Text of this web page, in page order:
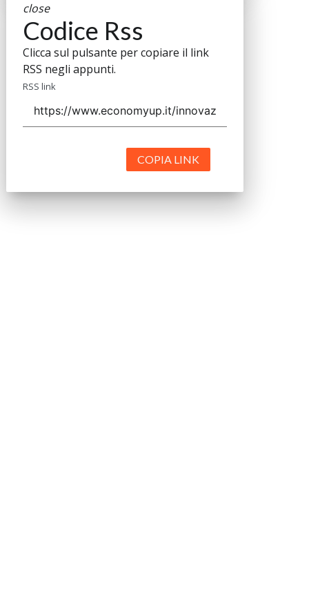
close
Codice Rss
Clicca sul pulsante per copiare il link
RSS negli appunti.
RSS link
COPIA LINK